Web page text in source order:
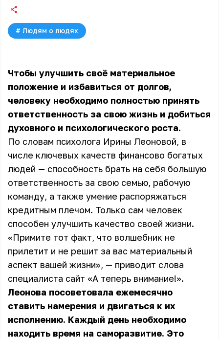
# Людям о людях
Чтобы улучшить своё материальное
положение и избавиться от долгов,
человеку необходимо полностью принять
ответственность за свою жизнь и добиться
духовного и психологического роста.
По словам психолога Ирины Леоновой, в
числе ключевых качеств финансово богатых
людей — способность брать на себя большую
ответственность за свою семью, рабочую
команду, а также умение распоряжаться
кредитным плечом. Только сам человек
способен улучшить качество своей жизни.
«Примите тот факт, что волшебник не
прилетит и не решит за вас материальный
аспект вашей жизни», — приводит слова
специалиста сайт «А теперь внимание!».
Леонова посоветовала ежемесячно
ставить намерения и двигаться к их
исполнению. Каждый день необходимо
находить время на саморазвитие. Это